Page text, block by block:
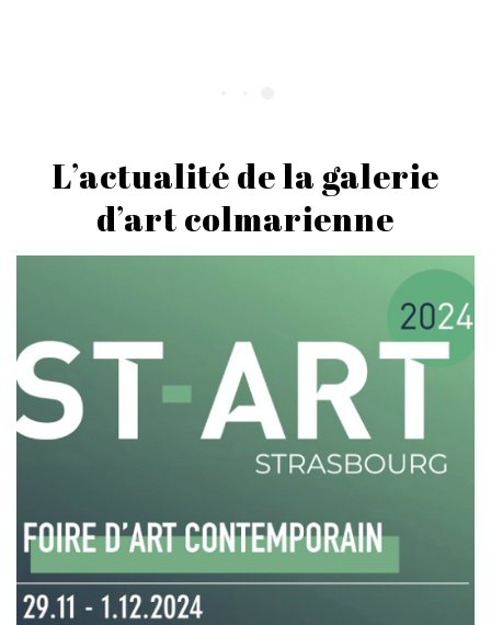
L’actualité de la galerie
d’art colmarienne